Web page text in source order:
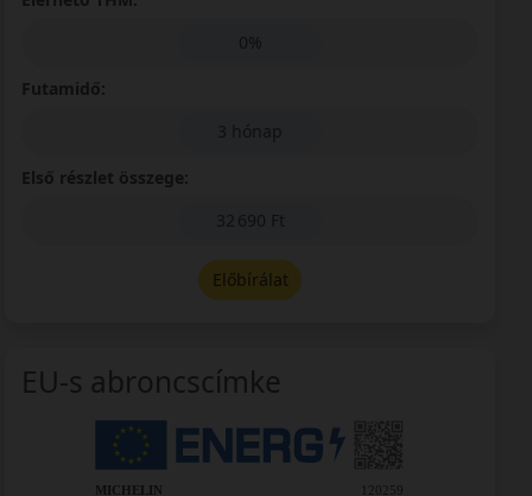
0%
Futamidő:
3 hónap
Első részlet összege:
32 690 Ft
Előbírálat
EU-s abroncscímke